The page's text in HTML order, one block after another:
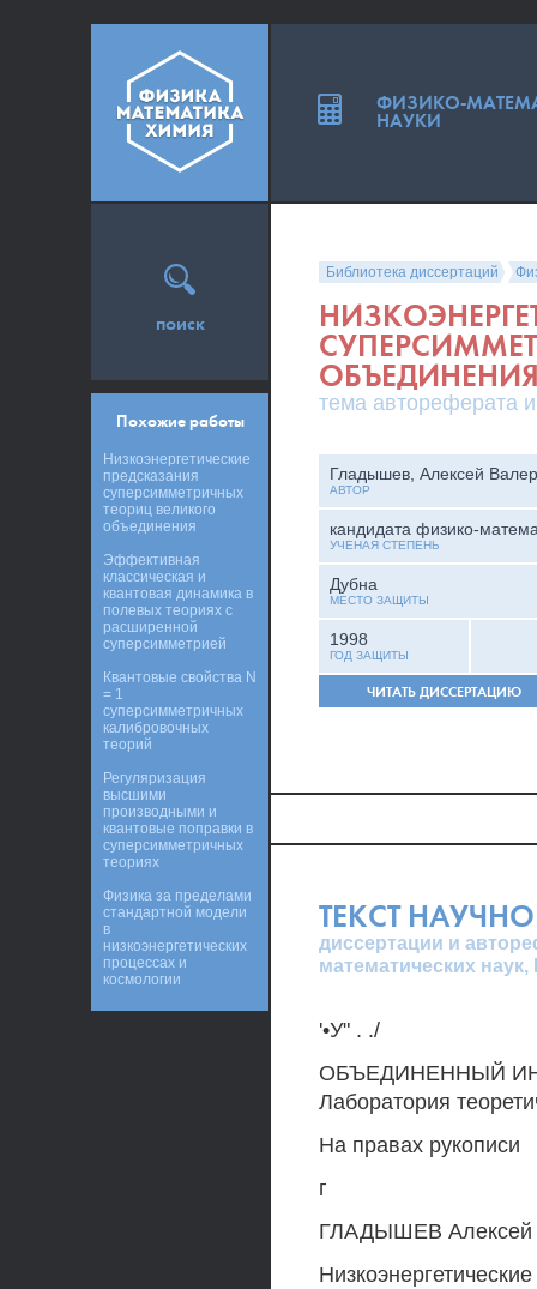
Библиотека диссертаций
тема автореферата
Гладышев, Алексей
АВТОР
кандидата физико-
УЧЕНАЯ СТЕПЕНЬ
Дубна
МЕСТО ЗАЩИТЫ
1998
ГОД ЗАЩИТЫ
ЧИТАТЬ ДИССЕРТАЦИЮ
ТЕКСТ
диссертации и
математических
'•У" . ./
ОБЪЕДИНЕННЫЙ
Лаборатория
На правах рукописи
г
ГЛАДЫШЕВ Алексей
поиск
Похожие работы
Низкоэнергетические
предсказания
суперсимметричных
теориц великого
объединения
Эффективная
классическая и
квантовая динамика в
полевых теориях с
расширенной
суперсимметрией
Квантовые свойства N
= 1
суперсимметричных
калибровочных
теорий
Регуляризация
высшими
производными и
квантовые поправки в
суперсимметричных
теориях
Физика за пределами
стандартной модели
в
низкоэнергетических
процессах и
космологии
ФИЗИКО-
НАУКИ